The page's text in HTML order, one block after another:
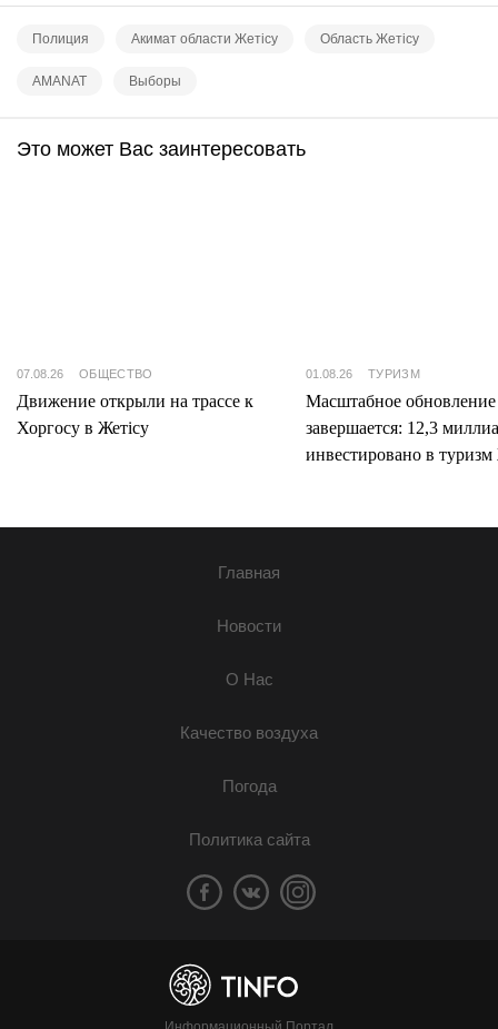
Полиция Акимат области Жетісу Область Жетісу
AMANAT Выборы
Это может Вас заинтересовать
07.08.26 ОБЩЕСТВО
Движение открыли на трассе к
Хоргосу в Жетісу
01.08.26 ТУРИЗМ
Масштабное
завершается: 12,3
инвестировано в туризм
Главная
Новости
О Нас
Качество воздуха
Погода
Политика сайта